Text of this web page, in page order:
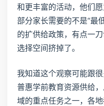
和更丰富的活动，他们
部分家长需要的不是“最
的扩供给政策，有点一
选择空间挤掉了。
我知道这个观察可能跟
普惠学前教育资源供给
域的重点任务之一，各